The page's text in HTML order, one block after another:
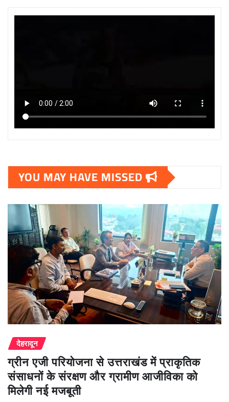
YOU MAY HAVE MISSED
देहरादून
ग्रीन एजी परियोजना से उत्तराखंड में प्राकृतिक
संसाधनों के संरक्षण और ग्रामीण आजीविका को
मिलेगी नई मजबूती